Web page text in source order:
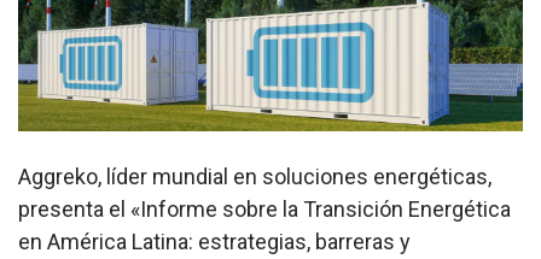
Aggreko, líder mundial en soluciones energéticas,
presenta el «Informe sobre la Transición Energética
en América Latina: estrategias, barreras y